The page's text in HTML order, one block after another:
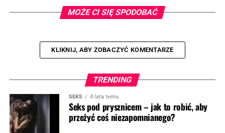
MOŻE CI SIĘ SPODOBAĆ
KLIKNIJ, ABY ZOBACZYĆ KOMENTARZE
TRENDING
SEKS 4 lata temu
Seks pod prysznicem – jak to robić, aby
przeżyć coś niezapomnianego?